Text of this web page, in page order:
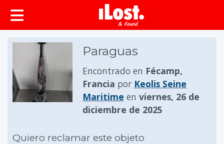
Paraguas
Encontrado en Fécamp,
Francia por Keolis Seine
Maritime en viernes, 26 de
diciembre de 2025
Quiero reclamar este objeto